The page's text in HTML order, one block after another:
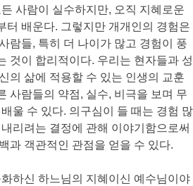
사람이 실수하지만, 오직 지혜로운
터 배운다. 그렇지만 개개인의 경험은
람들, 특히 더 나이가 많고 경험이 풍
것이 합리적이다. 우리는 현자들과 성
의 삶에 적용할 수 있는 인생의 교훈
사람들의 약점, 실수, 비극을 보며 무
울 수 있다. 의구심이 들 때는 경험 많
리려는 결정에 관해 이야기함으로써
과 객관적인 관점을 얻을 수 있다.
하신 하느님의 지혜이신 예수님이야